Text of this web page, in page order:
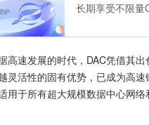
长期享受不限量
高速发展的时代，DAC凭借其
灵活性的固有优势，已成为高
用于所有超大规模数据中心网络